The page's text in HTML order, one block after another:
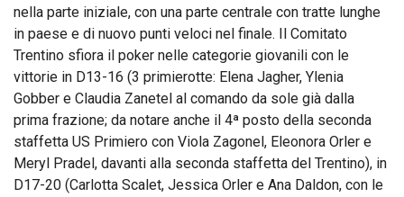
nella parte iniziale, con una parte centrale con tratte lunghe
in paese e di nuovo punti veloci nel finale. Il Comitato
Trentino sfiora il poker nelle categorie giovanili con le
vittorie in D13-16 (3 primierotte: Elena Jagher, Ylenia
Gobber e Claudia Zanetel al comando da sole già dalla
prima frazione; da notare anche il 4ª posto della seconda
staffetta US Primiero con Viola Zagonel, Eleonora Orler e
Meryl Pradel, davanti alla seconda staffetta del Trentino), in
D17-20 (Carlotta Scalet, Jessica Orler e Ana Daldon, con le